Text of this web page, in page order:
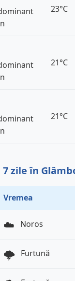
23°C
21°C
21°C
zile în
Vremea
☁️ Noros
🌩️ Furtună